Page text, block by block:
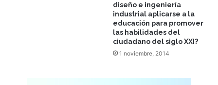
diseño e ingeniería
industrial aplicarse a la
educación para promover
las habilidades del
ciudadano del siglo XXI?
1 noviembre, 2014